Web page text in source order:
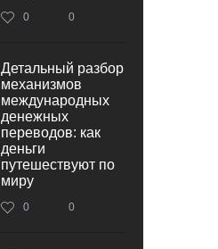
0 0
Детальный разбор
механизмов
международных
денежных
переводов: как
деньги
путешествуют по
миру
0 0